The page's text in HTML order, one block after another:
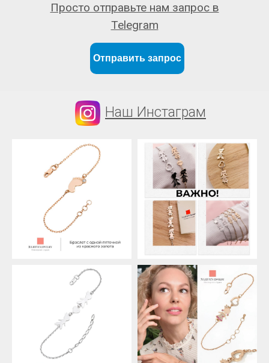
Отправить запрос
Просто отправьте нам запрос в
Telegram
Наш Инстаграм